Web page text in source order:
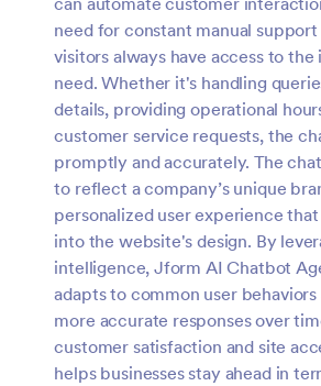
need for constant manual
visitors always have access to
need. Whether it's handling
details, providing operational
customer service requests, the
promptly and accurately. The
to reflect a company’s unique
personalized user experience
into the website's design. By
intelligence, Jform AI Chatbot
adapts to common user
more accurate responses over
customer satisfaction and site
helps businesses stay ahead in